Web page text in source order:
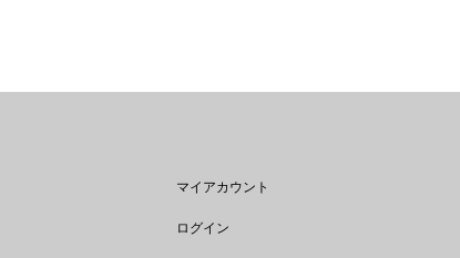
マイアカウント
ログイン